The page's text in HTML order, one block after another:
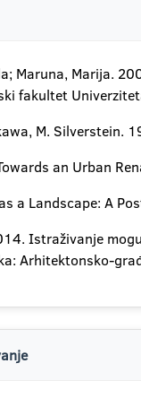
Maruna, Marija.
fakultet
M. Silverstein.
an Urban
a Landscape: A
Istraživanje
Arhitektonsko-